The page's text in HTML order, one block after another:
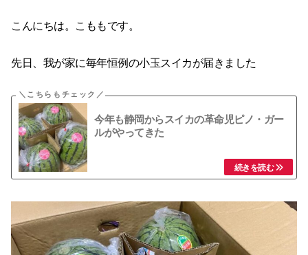
こんにちは。こももです。
先日、我が家に毎年恒例の小玉スイカが届きました
今年も静岡からスイカの革命児ピノ・ガー
ルがやってきた